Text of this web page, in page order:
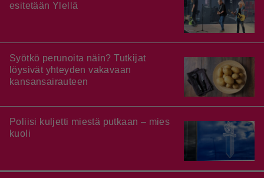
esitetään Ylellä
Syötkö perunoita näin? Tutkijat
löysivät yhteyden vakavaan
kansansairauteen
Poliisi kuljetti miestä putkaan – mies
kuoli